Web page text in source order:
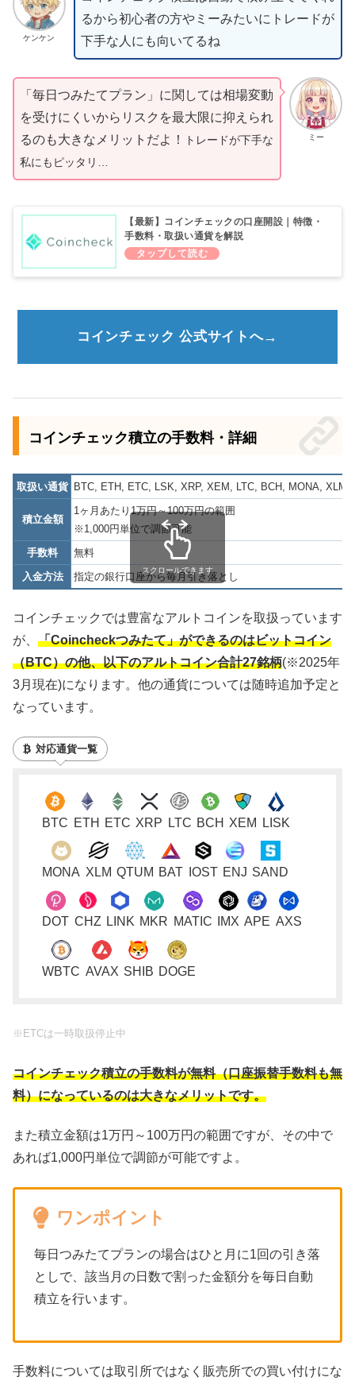
ケンケン
るから初心者の方やミーみたいにトレードが
下手な人にも向いてるね
ミー
「毎日つみたてプラン」に関しては相場変動
を受けにくいからリスクを最大限に抑えられ
るのも大きなメリットだよ！
トレードが下手な
私にもピッタリ…
【最新】コインチェックの口座開設｜特徴・
手数料・取扱い通貨を解説
コインチェック 公式サイトへ
コインチェック積立の手数料・詳細
取扱い通貨 BTC, ETH, ETC, LSK, XRP, XEM, LTC, BCH, MONA,
積立金額
1ヶ月あたり1万円～100万円の範囲
※1,000円単位で調節可能
手数料
無料
入金方法
指定の銀行口座から毎月引き落とし
スクロールできます
コインチェックでは豊富なアルトコインを取扱っています
が、 「Coincheckつみたて」ができるのはビットコイン
（BTC）の他、以下のアルトコイン合計27銘柄(※2025年
3月現在)になります。他の通貨については随時追加予定と
なっています。
対応通貨一覧
BTC ETH ETC XRP LTC BCH XEM LISK
MONA XLM QTUM BAT IOST ENJ SAND
DOT CHZ LINK MKR MATIC IMX APE AXS
WBTC AVAX SHIB DOGE
※ETCは一時取扱停止中
コインチェック積立の手数料が無料（口座振替手数料も無
料）になっているのは大きなメリットです。
また積立金額は1万円～100万円の範囲ですが、その中で
あれば1,000円単位で調節が可能ですよ。
ワンポイント
毎日つみたてプランの場合はひと月に1回の引き落
としで、該当月の日数で割った金額分を毎日自動
積立を行います。
手数料については取引所ではなく販売所での買い付けにな